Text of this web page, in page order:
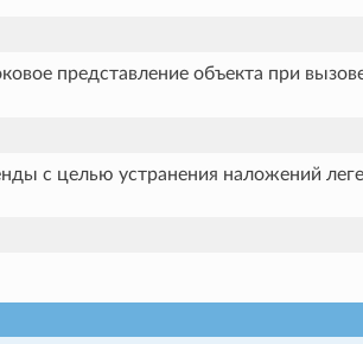
представление объекта при
с целью устранения наложений